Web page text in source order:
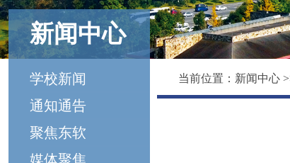
新闻中心
学校新闻
通知通告
聚焦东软
媒体聚焦
当前位置： 新闻中心